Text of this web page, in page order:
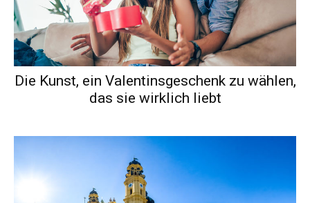
Die Kunst, ein Valentinsgeschenk zu wählen,
das sie wirklich liebt